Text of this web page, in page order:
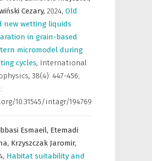
Cezary, 2024, Old
new wetting liquids
in grain-based
micromodel during
cycles, International
, 38(4): 447-456;
10.31545/intagr/194769
Esmaeil, Etemadi
Krzyszczak Jaromir,
, Habitat suitability and